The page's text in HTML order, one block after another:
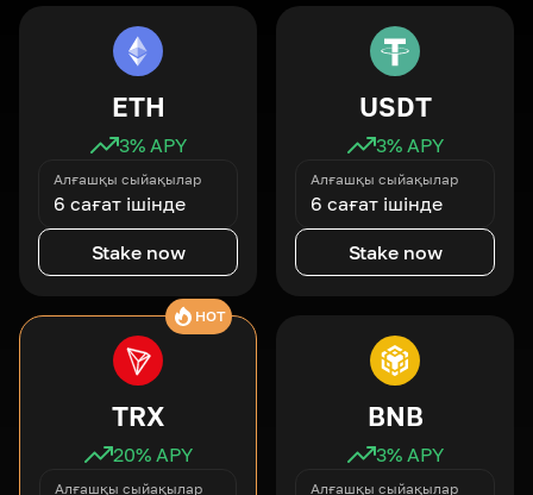
ETH
3% APY
Алғашқы сыйақылар
6 сағат ішінде
Stake now
USDT
3% APY
Алғашқы сыйақылар
6 сағат ішінде
Stake now
HOT
TRX
20% APY
Алғашқы сыйақылар
BNB
3% APY
Алғашқы сыйақылар